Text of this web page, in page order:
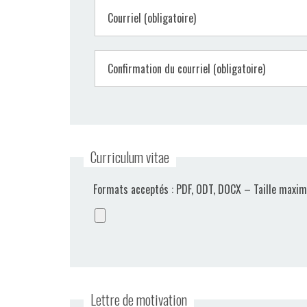
Courriel (obligatoire)
Confirmation du courriel (obligatoire)
Curriculum vitae
Formats acceptés : PDF, ODT, DOCX – Taille
Lettre de motivation